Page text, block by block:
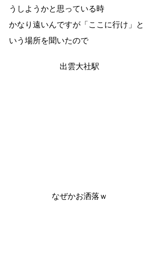
うしようかと思っている時
かなり遠いんですが「ここに行け」と
いう場所を聞いたので
出雲大社駅
なぜかお洒落ｗ